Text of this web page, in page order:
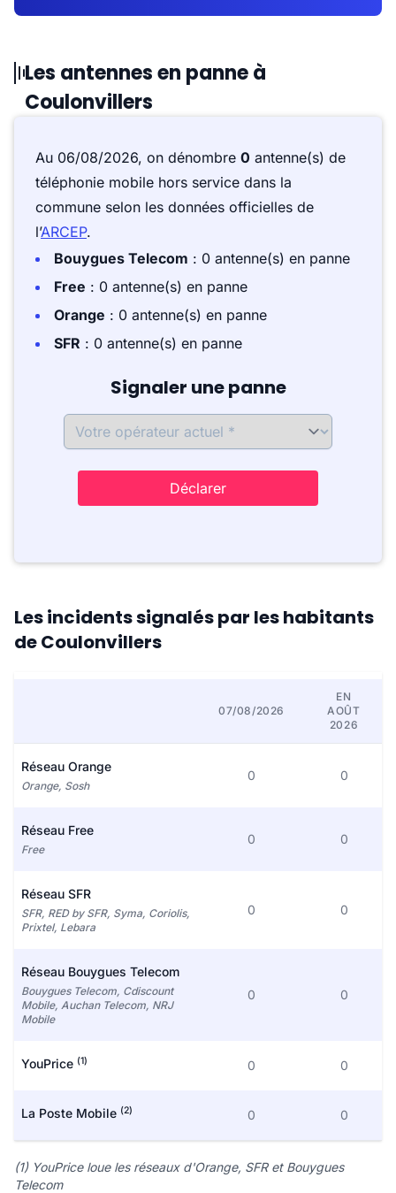
Les antennes en panne à
Coulonvillers
Au 06/08/2026, on dénombre 0 antenne(s) de
téléphonie mobile hors service dans la
commune selon les données officielles de
l’ARCEP.
Bouygues Telecom : 0 antenne(s) en panne
Free : 0 antenne(s) en panne
Orange : 0 antenne(s) en panne
SFR : 0 antenne(s) en panne
Signaler une panne
Déclarer
Les incidents signalés par les habitants
de Coulonvillers
07/08/2026
EN
AOÛT
2026
Réseau Orange
Orange, Sosh
0 0
Réseau Free
Free
0 0
Réseau SFR
SFR, RED by SFR, Syma, Coriolis,
Prixtel, Lebara
0 0
Réseau Bouygues Telecom
Bouygues Telecom, Cdiscount
Mobile, Auchan Telecom, NRJ
Mobile
0 0
YouPrice (1) 0 0
La Poste Mobile (2) 0 0
(1) YouPrice loue les réseaux d'Orange, SFR et Bouygues
Telecom